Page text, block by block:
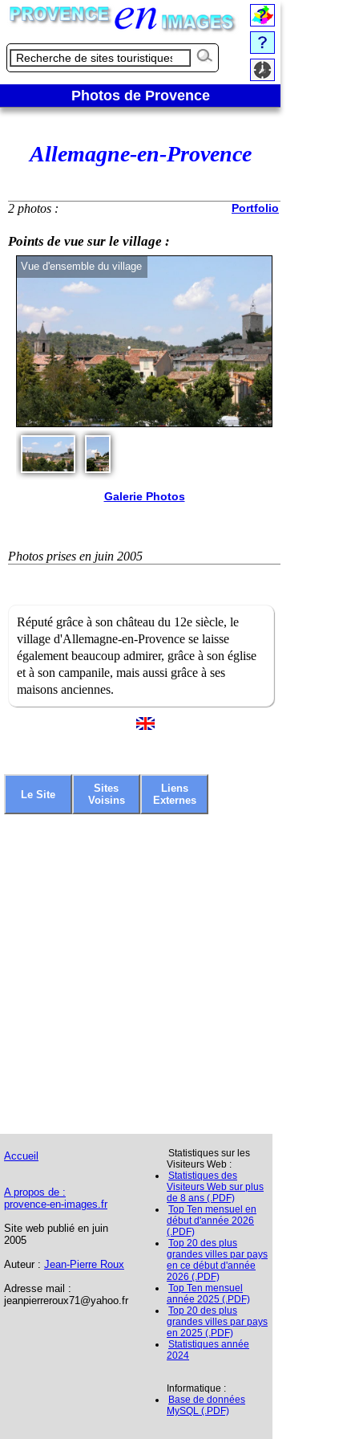
Photos de Provence
Allemagne-en-Provence
2 photos : Portfolio
Points de vue sur le village :
Vue d'ensemble du village
Galerie Photos
Photos prises en juin 2005
Réputé grâce à son château du 12e siècle, le
village d'Allemagne-en-Provence se laisse
également beaucoup admirer, grâce à son église
et à son campanile, mais aussi grâce à ses
maisons anciennes.
Le Site
Sites
Voisins
Liens
Externes
Accueil
A propos de :
provence-en-images.fr
Site web publié en juin
2005
Auteur : Jean-Pierre Roux
Adresse mail :
jeanpierreroux71@yahoo.fr
Statistiques sur les
Visiteurs Web :
Statistiques des
Visiteurs Web sur plus
de 8 ans (.PDF)
Top Ten mensuel en
début d'année 2026
(.PDF)
Top 20 des plus
grandes villes par pays
en ce début d'année
2026 (.PDF)
Top Ten mensuel
année 2025 (.PDF)
Top 20 des plus
grandes villes par pays
en 2025 (.PDF)
Statistiques année
2024
Informatique :
Base de données
MySQL (.PDF)